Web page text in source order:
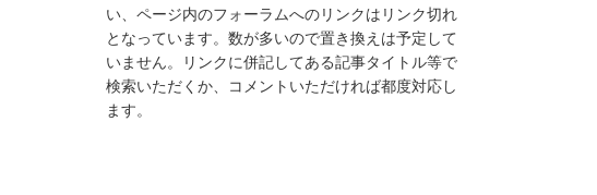
い、ページ内のフォーラムへのリンクはリンク切れ
となっています。数が多いので置き換えは予定して
いません。リンクに併記してある記事タイトル等で
検索いただくか、コメントいただければ都度対応し
ます。